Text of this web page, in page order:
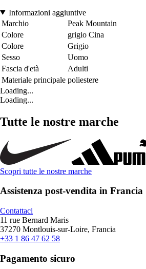
Informazioni aggiuntive
Marchio
Peak Mountain
Colore
grigio Cina
Colore
Grigio
Sesso
Uomo
Fascia d'età
Adulti
Materiale principale poliestere
Loading...
Loading...
Tutte le nostre marche
Scopri tutte le nostre marche
Assistenza post-vendita in Francia
Contattaci
11 rue Bernard Maris
37270 Montlouis-sur-Loire, Francia
+33 1 86 47 62 58
Pagamento sicuro